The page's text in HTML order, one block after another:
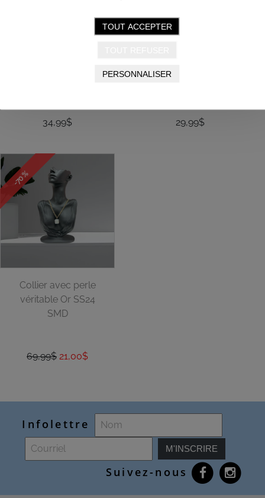
34,99$
Glee Jewelry
29,99$
-70 %
Collier avec perle
véritable Or SS24
SMD
69,99$ 21,00$
Infolettre
M'INSCRIRE
Suivez-nous
TOUT ACCEPTER
PERSONNALISER